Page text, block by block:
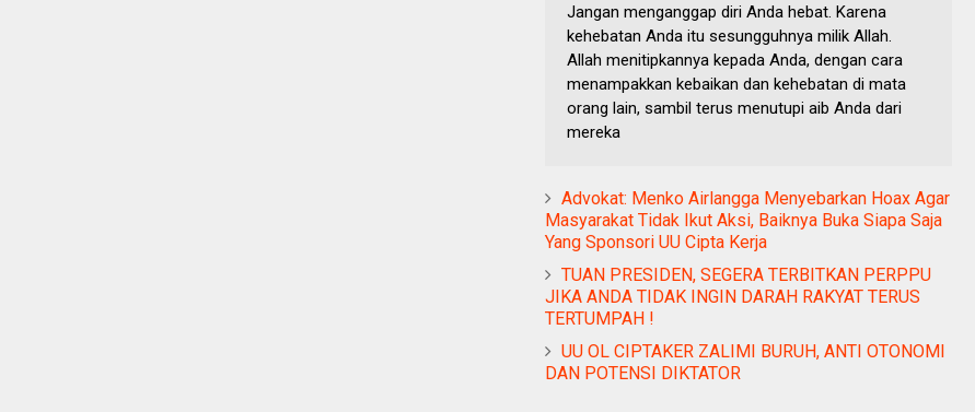
Jangan menganggap diri Anda hebat. Karena
kehebatan Anda itu sesungguhnya milik Allah.
Allah menitipkannya kepada Anda, dengan cara
menampakkan kebaikan dan kehebatan di mata
orang lain, sambil terus menutupi aib Anda dari
mereka
Advokat: Menko Airlangga Menyebarkan Hoax Agar
Masyarakat Tidak Ikut Aksi, Baiknya Buka Siapa Saja
Yang Sponsori UU Cipta Kerja
TUAN PRESIDEN, SEGERA TERBITKAN PERPPU
JIKA ANDA TIDAK INGIN DARAH RAKYAT TERUS
TERTUMPAH !
UU OL CIPTAKER ZALIMI BURUH, ANTI OTONOMI
DAN POTENSI DIKTATOR